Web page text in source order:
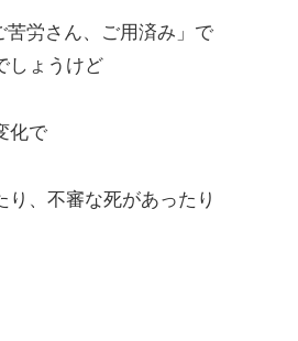
苦労さん、ご用済み」で
しょうけど
化で
り、不審な死があったり